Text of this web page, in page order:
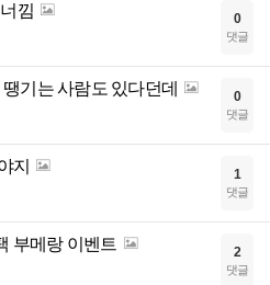
낌 0
댓글
기는 사람도 있다던데 0
댓글
지 1
댓글
부메랑 이벤트 2
댓글